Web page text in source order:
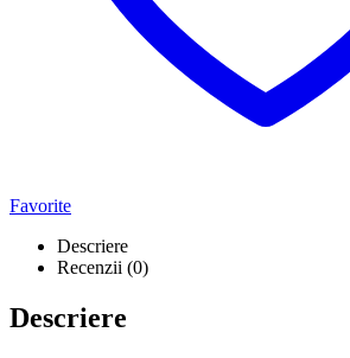
Favorite
Descriere
Recenzii (0)
Descriere